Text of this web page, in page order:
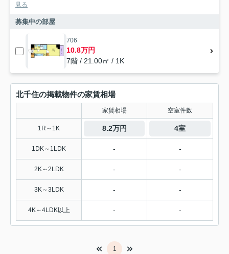
見る
募集中の部屋
706
10.8万円
7階 / 21.00㎡ / 1K
北千住の掲載物件の家賃相場
家賃相場 空室件数
1R～1K 8.2万円 4室
1DK～1LDK - -
2K～2LDK - -
3K～3LDK - -
4K～4LDK以上 - -
1